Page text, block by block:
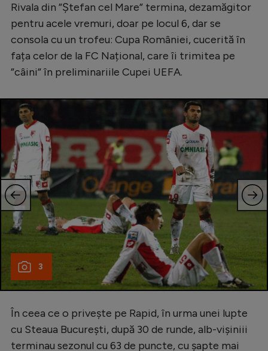
Rivala din ”Ștefan cel Mare” termina, dezamăgitor
pentru acele vremuri, doar pe locul 6, dar se
consola cu un trofeu: Cupa României, cucerită în
fața celor de la FC Național, care îi trimitea pe
”câini” în preliminariile Cupei UEFA.
3
În ceea ce o privește pe Rapid, în urma unei lupte
cu Steaua București, după 30 de runde, alb-vișiniii
terminau sezonul cu 63 de puncte, cu șapte mai